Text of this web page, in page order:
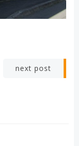
next post